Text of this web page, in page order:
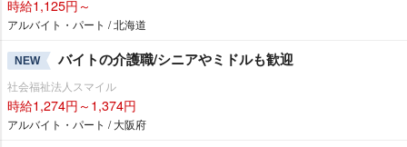
時給1,125円～
アルバイト・パート / 北海道
NEW バイトの介護職/シニアやミドルも歓迎
社会福祉法人スマイル
時給1,274円～1,374円
アルバイト・パート / 大阪府